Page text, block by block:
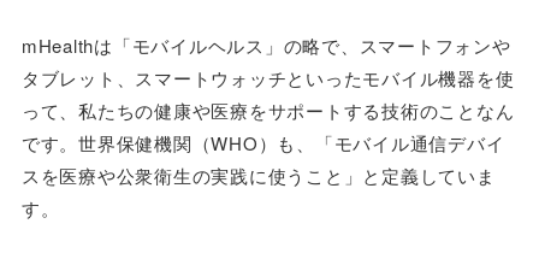
mHealthは「モバイルヘルス」の略で、スマートフォンや
タブレット、スマートウォッチといったモバイル機器を使
って、私たちの健康や医療をサポートする技術のことなん
です。世界保健機関（WHO）も、「モバイル通信デバイ
スを医療や公衆衛生の実践に使うこと」と定義していま
す。